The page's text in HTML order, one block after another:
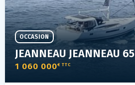
JEANNEAU JEANNEAU 65
1 060 000€ TTC
OCCASION